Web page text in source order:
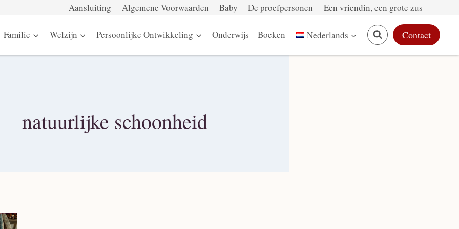
Aansluiting Algemene Voorwaarden Baby De proefpersonen Een vriendin, een grote zus
Familie Welzijn Persoonlijke Ontwikkeling Onderwijs – Boeken Nederlands Contact
natuurlijke schoonheid